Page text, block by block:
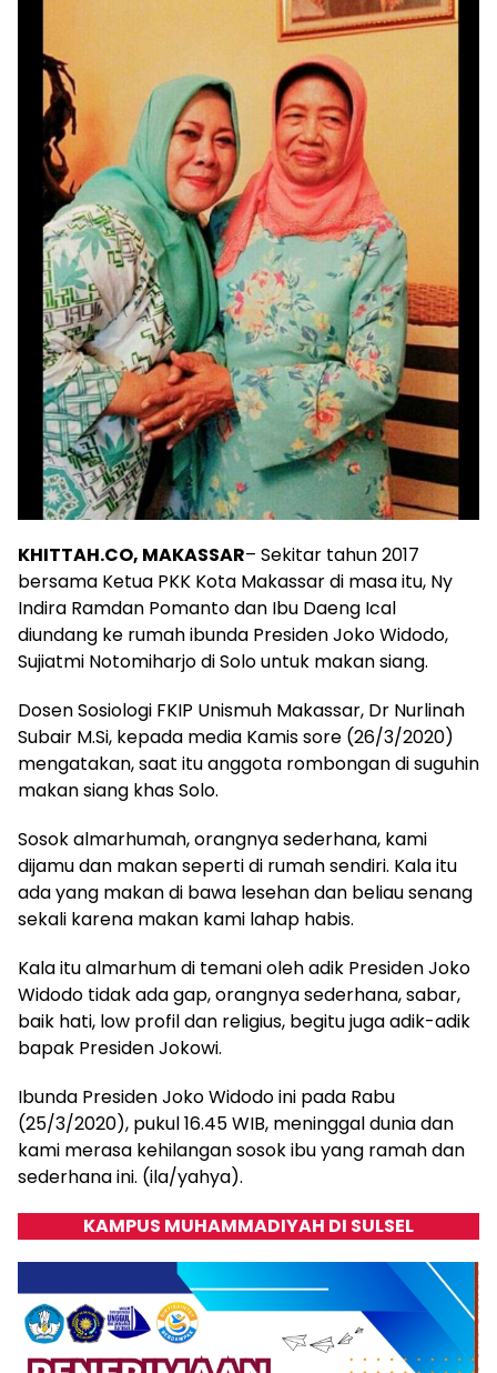
KHITTAH.CO, MAKASSAR– Sekitar tahun 2017
bersama Ketua PKK Kota Makassar di masa itu, Ny
Indira Ramdan Pomanto dan Ibu Daeng Ical
diundang ke rumah ibunda Presiden Joko Widodo,
Sujiatmi Notomiharjo di Solo untuk makan siang.
Dosen Sosiologi FKIP Unismuh Makassar, Dr Nurlinah
Subair M.Si, kepada media Kamis sore (26/3/2020)
mengatakan, saat itu anggota rombongan di suguhin
makan siang khas Solo.
Sosok almarhumah, orangnya sederhana, kami
dijamu dan makan seperti di rumah sendiri. Kala itu
ada yang makan di bawa lesehan dan beliau senang
sekali karena makan kami lahap habis.
Kala itu almarhum di temani oleh adik Presiden Joko
Widodo tidak ada gap, orangnya sederhana, sabar,
baik hati, low profil dan religius, begitu juga adik-adik
bapak Presiden Jokowi.
Ibunda Presiden Joko Widodo ini pada Rabu
(25/3/2020), pukul 16.45 WIB, meninggal dunia dan
kami merasa kehilangan sosok ibu yang ramah dan
sederhana ini. (ila/yahya).
KAMPUS MUHAMMADIYAH DI SULSEL